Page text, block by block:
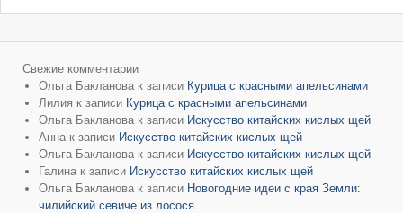
Свежие комментарии
Ольга Бакланова к записи Курица с красными апельсинами
Лилия к записи Курица с красными апельсинами
Ольга Бакланова к записи Искусство китайских кислых щей
Анна к записи Искусство китайских кислых щей
Ольга Бакланова к записи Искусство китайских кислых щей
Галина к записи Искусство китайских кислых щей
Ольга Бакланова к записи Новогодние идеи с края Земли:
чилийский севиче из лосося